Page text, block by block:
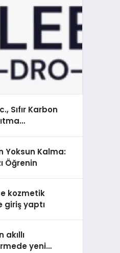
Sıfır Karbon
Yoksun Kalma:
Öğrenin
kozmetik
giriş yaptı
akıllı
yeni